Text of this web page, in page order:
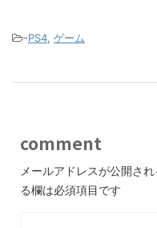
-PS4, ゲーム
comment
メールアドレスが公開され
る欄は必須項目です